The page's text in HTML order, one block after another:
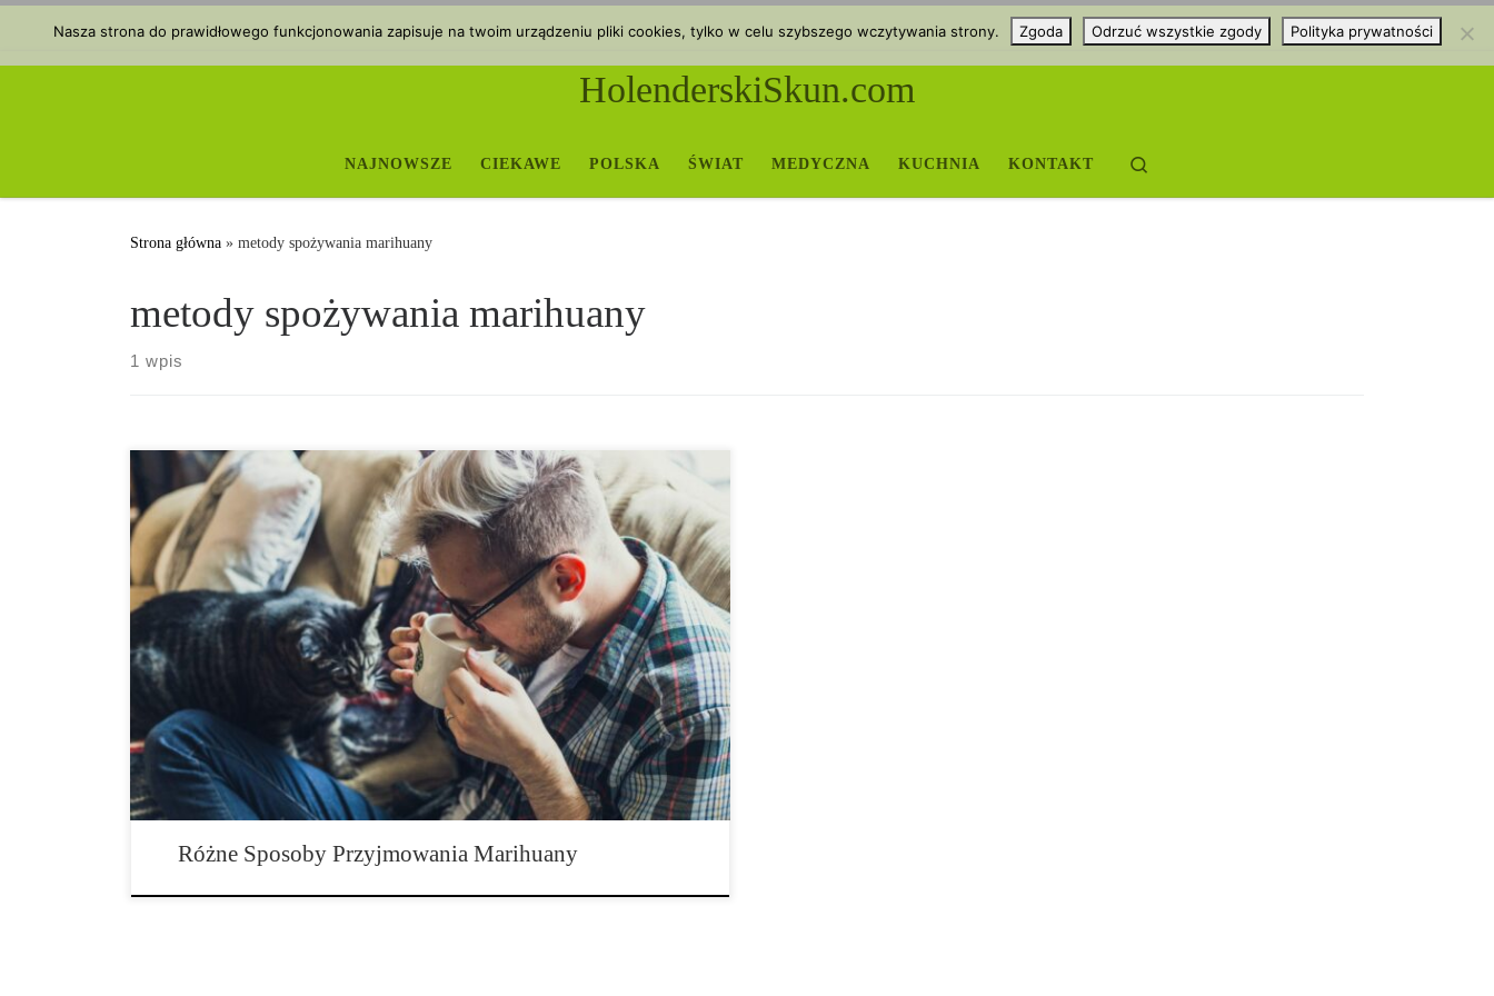
Przejdź do treści
HolenderskiSkun.com
NAJNOWSZE CIEKAWE POLSKA ŚWIAT MEDYCZNA KUCHNIA KONTAKT
Strona główna » metody spożywania marihuany
metody spożywania marihuany
1 wpis
Jakie są różne sposoby spożywania marihuany? Konopie indyjskie są z natury
wszechstronną rośliną, co oznacza, że istnieje wiele sposobów na ich konsumpcję.
Znalezienie najlepszego sposobu na konsumpcję marihuany jest sprawą osobistą i każdy
ma swoją preferowaną metodę. Dzisiaj omówimy typowe sposoby, w jakie ludzie palą
(lub jedzą!) konopie indyjskie. Palenie Palenie jest najbardziej klasyczną metodą
konsumpcji konopi indyjskich i istnieje […]
Różne Sposoby Przyjmowania Marihuany
Nasza strona do prawidłowego funkcjonowania zapisuje na twoim urządzeniu pliki cookies, tylko w celu szybszego wczytywania strony. Zgoda Odrzuć wszystkie zgody Polityka prywatności